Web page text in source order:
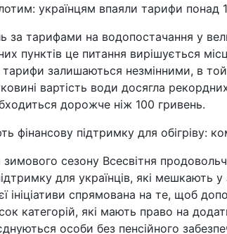
українцям впаяли тарифи понад
за тарифами на водопостачання у
пунктів це питання вирішується
залишаються незмінними, в
вартість води досягла
дорожче ніж 100 гривень.
фінансову підтримку для обігріву:
зимового сезону Всесвітня
для українців, які мешкають
ініціативи спрямована на те, щоб
категорій, які мають право на
особи без пенсійного